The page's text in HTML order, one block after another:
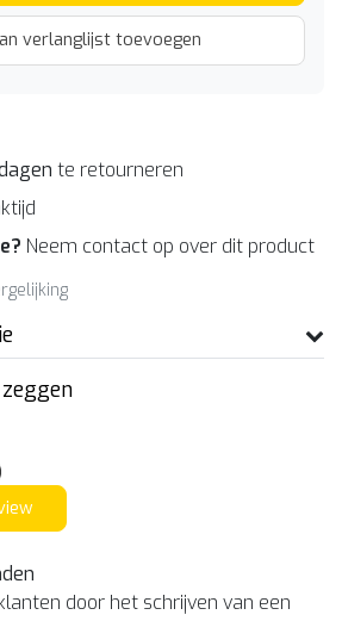
verlanglijst toevoegen
te retourneren
Neem contact op over dit product
door het schrijven van een